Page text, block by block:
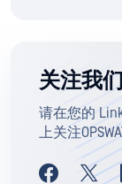
关注我
请在您的
上关注